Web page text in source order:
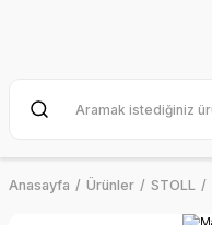
Anasayfa Ürünler STOLL